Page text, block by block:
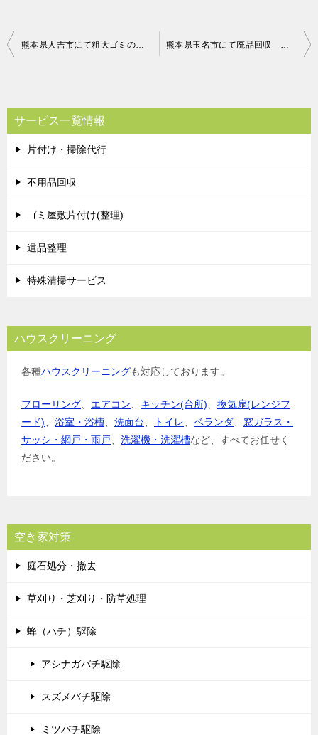
投
ビ
ゲ
ー
シ
熊本県人吉市にて粗大ゴミの回収 お客様の声 熊本県玉名市にて廃品回収 お客様の声
サービス一覧情報
片付け・掃除代行
不用品回収
ゴミ屋敷片付け(整理)
遺品整理
特殊清掃サービス
ハウスクリーニング
各種ハウスクリーニングも対応しております。
フローリング、 エアコン、 キッチン(台所)、 換気扇(レンジフ
ード)、 浴室・浴槽、 洗面台、 トイレ、 ベランダ、 窓ガラス・
サッシ・網戸・雨戸、 洗濯機・洗濯槽など、すべてお任せく
ださい。
空き家対策
庭石処分・撤去
草刈り・芝刈り・防草処理
蜂（ハチ）駆除
アシナガバチ駆除
スズメバチ駆除
ミツバチ駆除